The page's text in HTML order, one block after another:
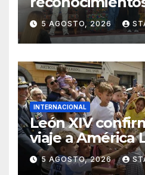
Premio
Cerámica
5 AGOSTO, 2026
INTERNACIONAL
León XIV
viaje a América
5 AGOSTO, 2026